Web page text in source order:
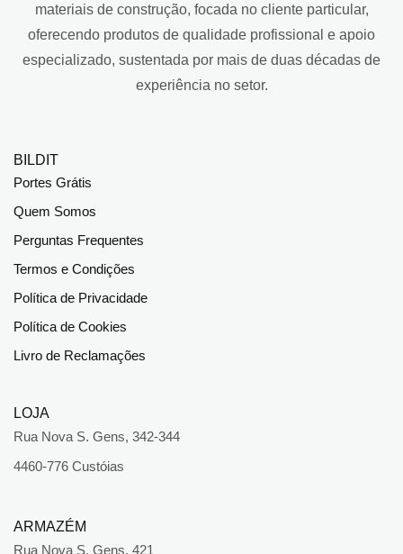
materiais de construção, focada no cliente particular,
oferecendo produtos de qualidade profissional e apoio
especializado, sustentada por mais de duas décadas de
experiência no setor.
BILDIT
Portes Grátis
Quem Somos
Perguntas Frequentes
Termos e Condições
Política de Privacidade
Política de Cookies
Livro de Reclamações
LOJA
Rua Nova S. Gens, 342-344
4460-776 Custóias
ARMAZÉM
Rua Nova S. Gens, 421